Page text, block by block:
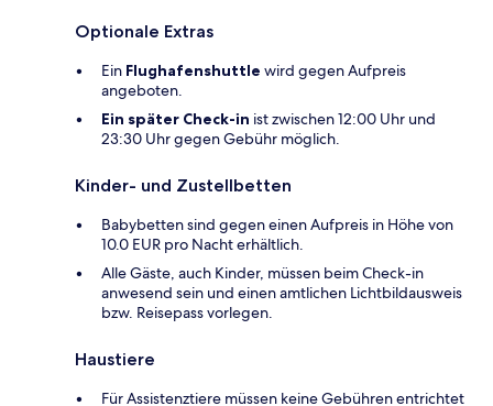
Optionale Extras
Ein Flughafenshuttle wird gegen Aufpreis
angeboten.
Ein später Check-in ist zwischen 12:00 Uhr und
23:30 Uhr gegen Gebühr möglich.
Kinder- und Zustellbetten
Babybetten sind gegen einen Aufpreis in Höhe von
10.0 EUR pro Nacht erhältlich.
Alle Gäste, auch Kinder, müssen beim Check-in
anwesend sein und einen amtlichen Lichtbildausweis
bzw. Reisepass vorlegen.
Haustiere
Für Assistenztiere müssen keine Gebühren entrichtet